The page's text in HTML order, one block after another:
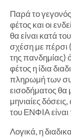
Παρά το γεγονός
φέτος και οι
θα είναι κατά
σχέση με πέρσι
της πανδημίας)
φέτος η ίδια
πληρωμή των
εισοδήματος θα
μηνιαίες δόσεις,
του ΕΝΦΙΑ
Λογικά, η